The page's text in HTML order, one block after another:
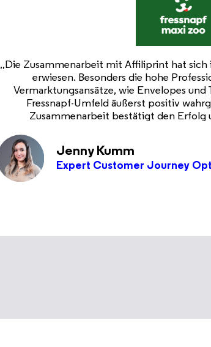
„Mir gefällt am meisten, dass ihr immer
wir mal wieder super Performances erreicht
Paketbeilagen super ausweiten und
mitnehmen und für die Zukunft umsetzen.
und die bringt ihr stets auf eine lockere
Spaß mit
Lara-Denise Lenz
Coordinator CRM